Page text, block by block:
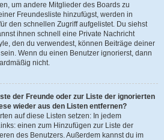
um andere Mitglieder des Boards zu
Freundesliste hinzufügst, werden in
den schnellen Zugriff aufgelistet. Du siehst
ihnen schnell eine Private Nachricht
den du verwendest, können Beiträge deiner
Wenn du einen Benutzer ignorierst, dann
nicht.
der Freunde oder zur Liste der ignorierten
wieder aus den Listen entfernen?
auf diese Listen setzen: In jedem
einen zum Hinzufügen zur Liste der
des Benutzers. Außerdem kannst du im